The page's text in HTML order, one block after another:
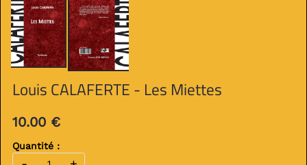
Louis CALAFERTE - Les Miettes
10.00 €
Quantité :